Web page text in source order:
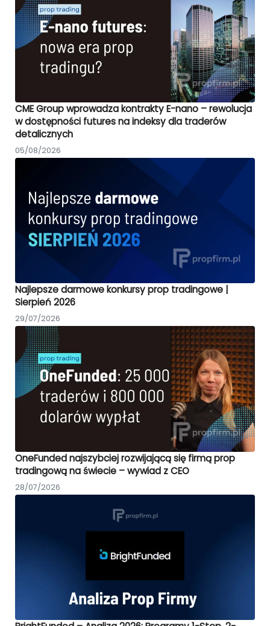
CME Group wprowadza kontrakty E-nano – rewolucja
w dostępności futures na indeksy dla traderów
detalicznych
05/08/2026
Najlepsze darmowe konkursy prop tradingowe |
Sierpień 2026
29/07/2026
OneFunded najszybciej rozwijającą się firmą prop
tradingową na świecie – wywiad z CEO
28/07/2026